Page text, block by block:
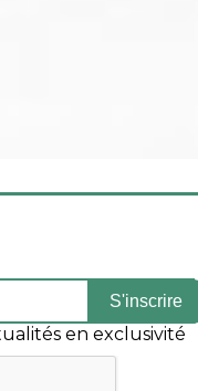
S'inscrire
en exclusivité